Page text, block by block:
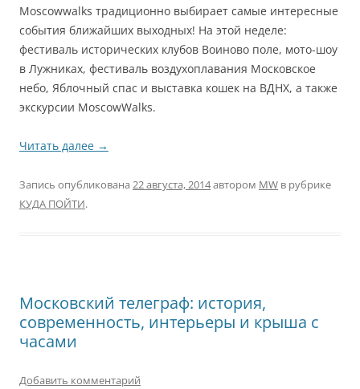
Moscowwalks традиционно выбирает самые интересные
события ближайших выходных! На этой неделе:
фестиваль исторических клубов Воиново поле, мото-шоу
в Лужниках, фестиваль воздухоплавания Московское
небо, Яблочный спас и выставка кошек на ВДНХ, а также
экскурсии MoscowWalks.
Читать далее →
Запись опубликована 22 августа, 2014автором MW в рубрике
КУДА ПОЙТИ.
Московский телеграф: история,
современность, интерьеры и крыша с
часами
Добавить комментарий